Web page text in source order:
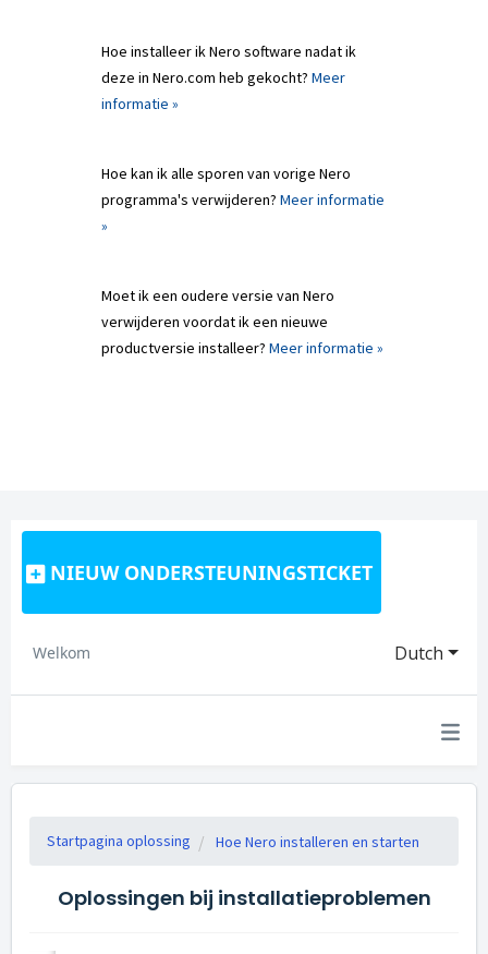
Hoe installeer ik Nero software nadat ik
deze in Nero.com heb gekocht? Meer
informatie »
Hoe kan ik alle sporen van vorige Nero
programma's verwijderen? Meer informatie
»
Moet ik een oudere versie van Nero
verwijderen voordat ik een nieuwe
productversie installeer? Meer informatie »
NIEUW ONDERSTEUNINGSTICKET
Dutch
Welkom
Startpagina oplossing Hoe Nero installeren en starten
Oplossingen bij installatieproblemen